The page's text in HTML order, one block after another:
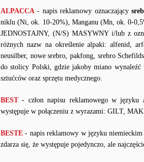
ALPACCA - napis reklamowy oznaczający
niklu (Ni, ok. 10-20%), Manganu (Mn, ok. 0-
JEDNOSTAJNY, (N/S) MASYWNY i/lub z
różnych nazw na określenie alpaki: alfenid,
neusilber, nowe srebro, pakfong, srebro
do stolicy Polski, gdzie jakoby miano wynaleźć
sztućców oraz sprzętu medycznego.
BEST- człon napisu reklamowego w języku
występuje w połączeniu z wyrazami: GILT,
BESTE - napis reklamowy w języku
zdarza się, że występuje pojedynczo, ale